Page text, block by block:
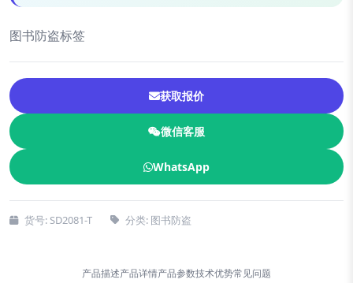
图书防盗标签
获取报价
微信客服
WhatsApp
货号: SD2081-T 分类: 图书防盗
产品描述产品详情产品参数技术优势常见问题